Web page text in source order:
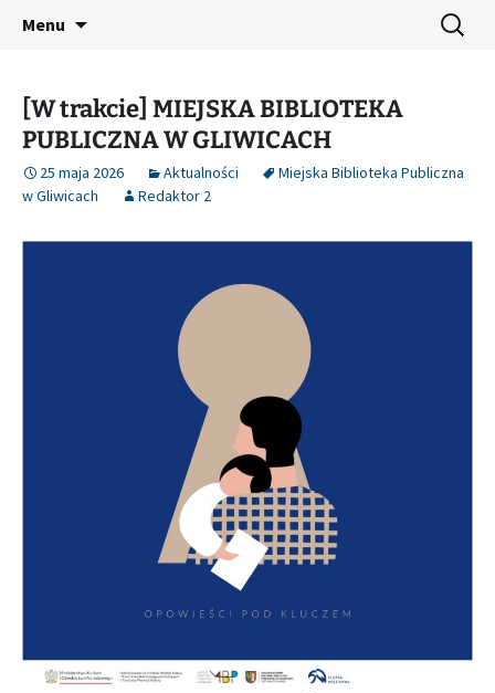
Śląski Pegaz
Platforma inicjatyw bibliotecznych
Menu Szukaj:
[W trakcie] MIEJSKA BIBLIOTEKA
PUBLICZNA W GLIWICACH
25 maja 2026 Aktualności
Miejska Biblioteka Publiczna
w Gliwicach
Redaktor 2